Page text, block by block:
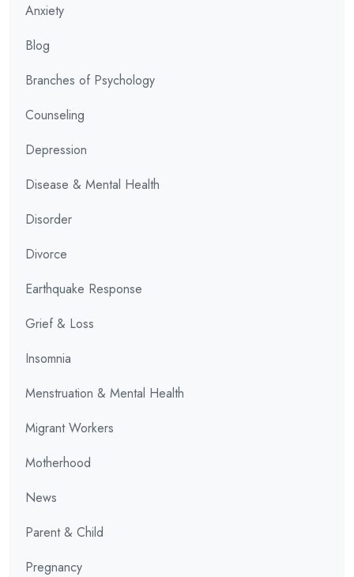
Anxiety
Blog
Branches of Psychology
Counseling
Depression
Disease & Mental Health
Disorder
Divorce
Earthquake Response
Grief & Loss
Insomnia
Menstruation & Mental Health
Migrant Workers
Motherhood
News
Parent & Child
Pregnancy